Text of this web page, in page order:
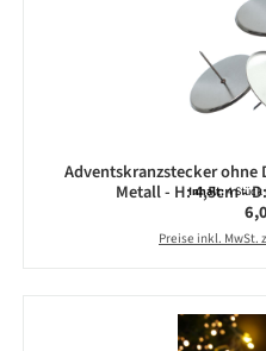
Adventskranzstecker ohne
Metall - H: 4,5cm -
Inhalt:4 Stück
Preise inkl. MwSt.